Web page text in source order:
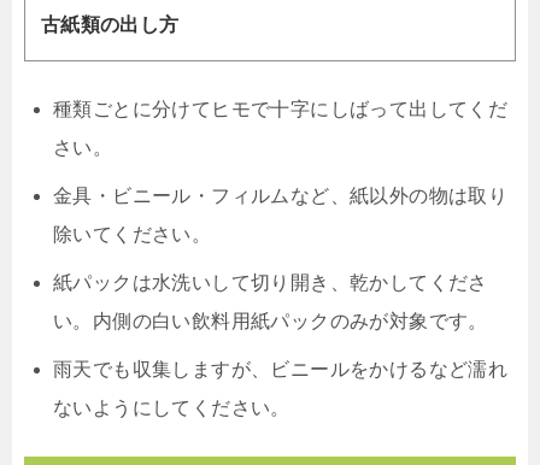
古紙類の出し方
種類ごとに分けてヒモで十字にしばって出してくだ
さい。
金具・ビニール・フィルムなど、紙以外の物は取り
除いてください。
紙パックは水洗いして切り開き、乾かしてくださ
い。内側の白い飲料用紙パックのみが対象です。
雨天でも収集しますが、ビニールをかけるなど濡れ
ないようにしてください。